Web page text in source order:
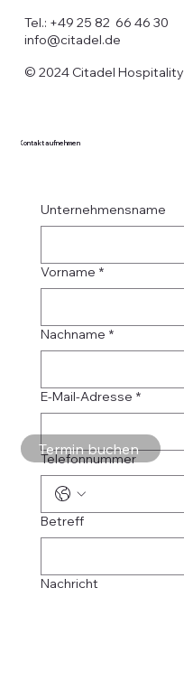
Tel.: +49 25 82 66 46 30
info@citadel.de
© 2024 Citadel Hospitality
Kontakt aufnehmen
Unternehmensname
Vorname *
Nachname *
E-Mail-Adresse *
Telefonnummer
Betreff
Nachricht
Termin buchen